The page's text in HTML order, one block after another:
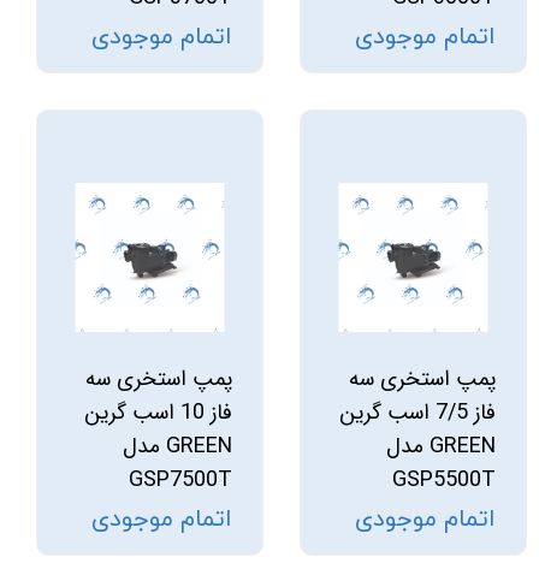
اتمام موجودی
اتمام موجودی
پمپ استخری سه
فاز 7/5 اسب گرین
GREEN مدل
GSP5500T
اتمام موجودی
پمپ استخری سه
فاز 10 اسب گرین
GREEN مدل
GSP7500T
اتمام موجودی